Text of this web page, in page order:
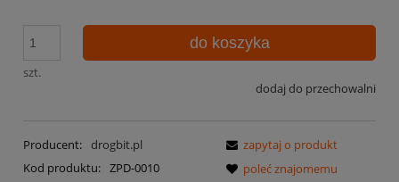
szt.
do koszyka
dodaj do przechowalni
Producent: drogbit.pl
Kod produktu: ZPD-0010
zapytaj o produkt
poleć znajomemu